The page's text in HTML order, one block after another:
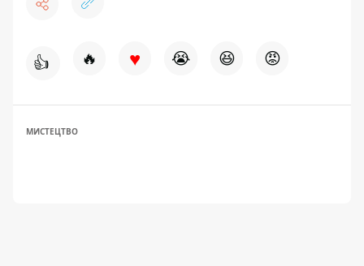
👍 🔥 ♥ 😭 😆 😡
МИСТЕЦТВО